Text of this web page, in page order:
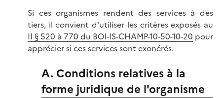
Si ces organismes rendent des services à des
tiers, il convient d'utiliser les critères exposés au
II § 520 à 770 du BOI-IS-CHAMP-10-50-10-20 pour
apprécier si ces services sont exonérés.
A. Conditions relatives à la
forme juridique de l'organisme